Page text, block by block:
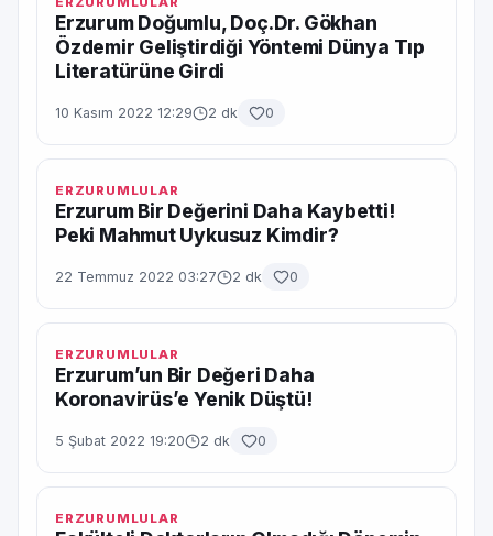
Erzurum Doğumlu, Doç.Dr. Gökhan
Özdemir Geliştirdiği Yöntemi Dünya Tıp
Literatürüne Girdi
10 Kasım 2022 12:29 2 dk 0
ERZURUMLULAR
Erzurum Bir Değerini Daha Kaybetti!
Peki Mahmut Uykusuz Kimdir?
22 Temmuz 2022 03:27 2 dk 0
ERZURUMLULAR
Erzurum’un Bir Değeri Daha
Koronavirüs’e Yenik Düştü!
5 Şubat 2022 19:20 2 dk 0
ERZURUMLULAR